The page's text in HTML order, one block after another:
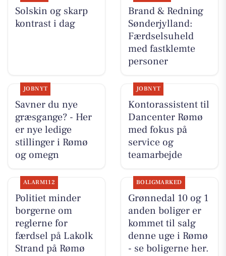
Solskin og skarp
kontrast i dag
Brand & Redning
Sønderjylland:
Færdselsuheld
med fastklemte
personer
JOBNYT
Savner du nye
græsgange? - Her
er nye ledige
stillinger i Rømø
og omegn
JOBNYT
Kontorassistent til
Dancenter Rømø
med fokus på
service og
teamarbejde
ALARM112
Politiet minder
borgerne om
reglerne for
færdsel på Lakolk
Strand på Rømø
BOLIGMARKED
Grønnedal 10 og 1
anden boliger er
kommet til salg
denne uge i Rømø
- se boligerne her.